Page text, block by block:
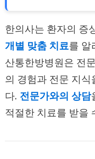
한의사는 환자의 증
개별 맞춤 치료를 알
산통한방병원은 전
의 경험과 전문 지
다. 전문가와의 상담
적절한 치료를 받을